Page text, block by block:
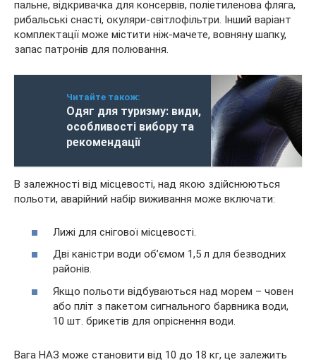
пальне, відкривачка для консервів, поліетиленова фляга,
рибальські снасті, окуляри-світлофільтри. Інший варіант
комплектації може містити ніж-мачете, вовняну шапку,
запас патронів для полювання.
Читайте також:
Одяг для туризму: види,
особливості вибору та
рекомендації
В залежності від місцевості, над якою здійснюються
польоти, аварійний набір виживання може включати:
Лижі для снігової місцевості.
Дві каністри води об’ємом 1,5 л для безводних
районів.
Якщо польоти відбуваються над морем – човен
або пліт з пакетом сигнального барвника води,
10 шт. брикетів для опріснення води.
Вага НАЗ може становити від 10 до 18 кг, це залежить